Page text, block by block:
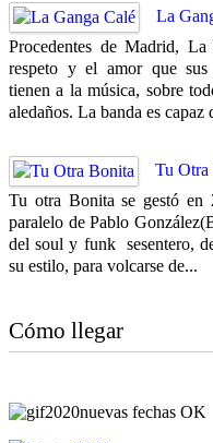
La
Procedentes de Madrid,
respeto y el amor que sus
tienen a la música, sobre
aledaños. La banda es capaz
Tu Otra
Tu otra Bonita se gestó
paralelo de Pablo
del soul y funk sesentero,
su estilo, para volcarse de...
Cómo llegar